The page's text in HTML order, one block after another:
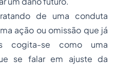
de uma conduta
ação ou omissão que já
cogita-se como uma
se falar em ajuste da